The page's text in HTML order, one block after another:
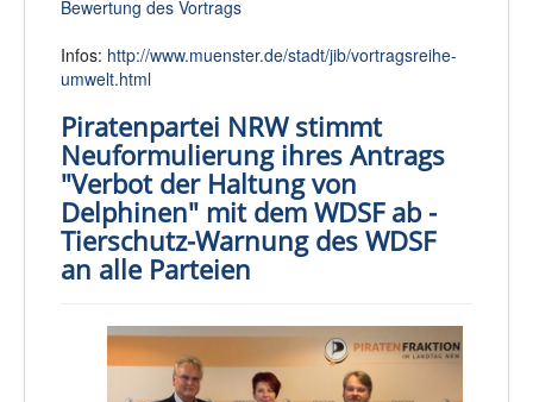
Bewertung des Vortrags
Infos: http://www.muenster.de/stadt/jib/vortragsreihe-
umwelt.html
Piratenpartei NRW stimmt
Neuformulierung ihres Antrags
"Verbot der Haltung von
Delphinen" mit dem WDSF ab -
Tierschutz-Warnung des WDSF
an alle Parteien